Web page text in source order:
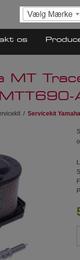
os
MT
/ Servicekit